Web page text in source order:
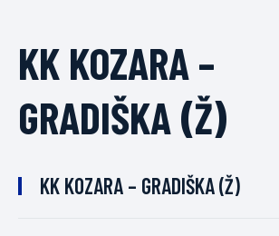
KK KOZARA –
GRADIŠKA (Ž)
KK KOZARA – GRADIŠKA (Ž)